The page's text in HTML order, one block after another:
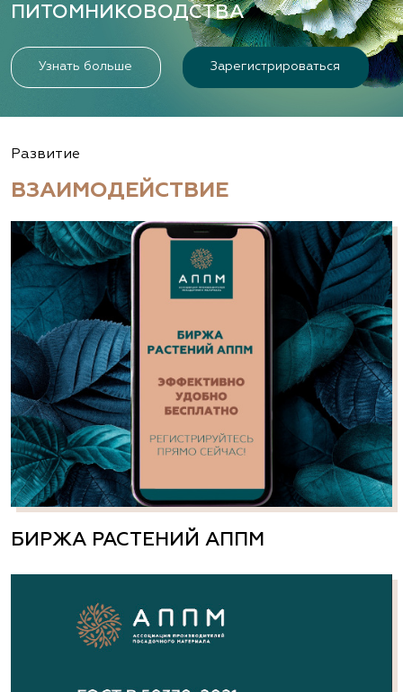
ПИТОМНИКОВОДСТВА
Узнать больше Зарегистрироваться
Развитие
ВЗАИМОДЕЙСТВИЕ
БИРЖА РАСТЕНИЙ АППМ